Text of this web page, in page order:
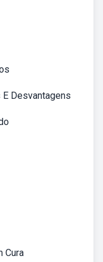
Desvantagens
Cura